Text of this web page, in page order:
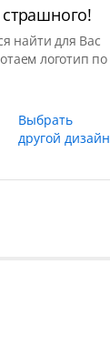
найти для Вас
логотип по
Выбрать
другой дизайн